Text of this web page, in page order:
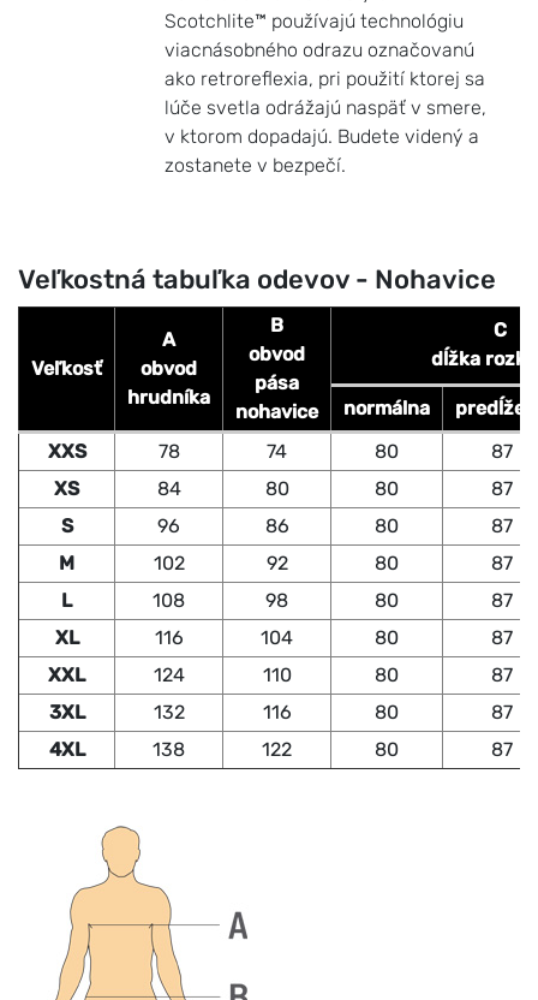
Scotchlite™ používajú technológiu
viacnásobného odrazu označovanú
ako retroreflexia, pri použití ktorej sa
lúče svetla odrážajú naspäť v smere,
v ktorom dopadajú. Budete videný a
zostanete v bezpečí.
Veľkostná tabuľka odevov - Nohavice
Veľkosť
A
obvod
hrudníka
B
obvod
pása
nohavice
C
dĺžka
normálna
XXS
78 74 80
87
XS
84 80 80
87
S
96 86 80
87
M
102 92 80
87
L
108 98 80
87
XL
116 104 80
87
XXL
124 110 80
87
3XL
132 116 80
87
4XL
138 122 80 87